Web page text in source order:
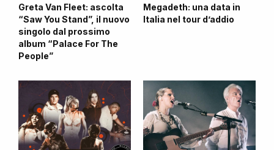
Greta Van Fleet: ascolta
“Saw You Stand”, il nuovo
singolo dal prossimo
album “Palace For The
People”
Megadeth: una data in
Italia nel tour d’addio